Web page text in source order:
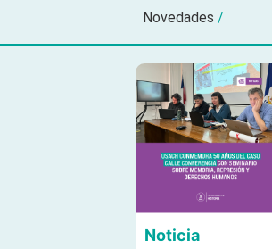
Novedades /
Noticia